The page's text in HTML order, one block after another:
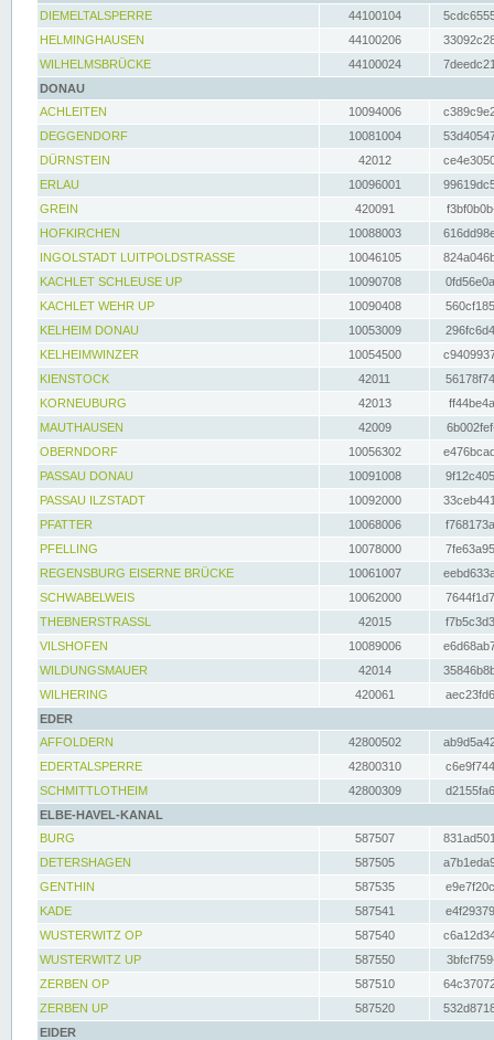
DIEMELTALSPERRE
44100104
HELMINGHAUSEN
44100206
WILHELMSBRÜCKE
44100024
DONAU
ACHLEITEN
10094006
DEGGENDORF
10081004
DÜRNSTEIN
42012
ERLAU
10096001
GREIN
420091
HOFKIRCHEN
10088003
INGOLSTADT LUITPOLDSTRASSE
10046105
KACHLET SCHLEUSE UP
10090708
KACHLET WEHR UP
10090408
KELHEIM DONAU
10053009
KELHEIMWINZER
10054500
KIENSTOCK
42011
KORNEUBURG
42013
MAUTHAUSEN
42009
OBERNDORF
10056302
PASSAU DONAU
10091008
PASSAU ILZSTADT
10092000
PFATTER
10068006
PFELLING
10078000
REGENSBURG EISERNE BRÜCKE
10061007
SCHWABELWEIS
10062000
THEBNERSTRASSL
42015
VILSHOFEN
10089006
WILDUNGSMAUER
42014
WILHERING
420061
EDER
AFFOLDERN
42800502
EDERTALSPERRE
42800310
SCHMITTLOTHEIM
42800309
ELBE-HAVEL-KANAL
BURG
587507
DETERSHAGEN
587505
GENTHIN
587535
KADE
587541
WUSTERWITZ OP
587540
WUSTERWITZ UP
587550
ZERBEN OP
587510
ZERBEN UP
587520
EIDER